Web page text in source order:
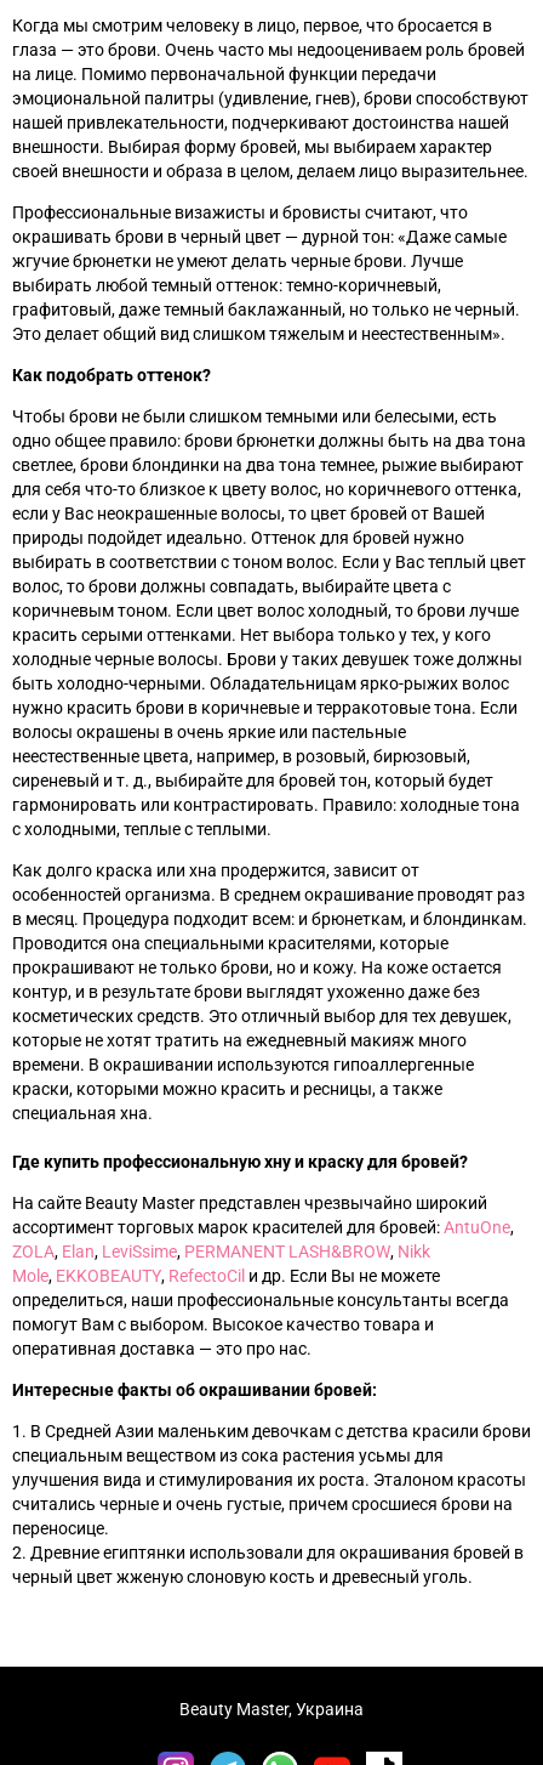
Когда мы смотрим человеку в лицо, первое, что бросается в
глаза —это брови. Очень часто мы недооцениваем роль бровей
на лице. Помимо первоначальной функции передачи
эмоциональной палитры (удивление, гнев), брови способствуют
нашей привлекательности, подчеркивают достоинства нашей
внешности. Выбирая форму бровей, мы выбираем характер
своей внешности и образа в целом, делаем лицо выразительнее.
Профессиональные визажисты и бровисты считают, что
окрашивать брови в черный цвет —дурной тон:«‎Даже самые
жгучие брюнетки не умеют делать черные брови. Лучше
выбирать любой темный оттенок: темно-коричневый,
графитовый, даже темный баклажанный, но только не черный.
Это делает общий вид слишком тяжелым и неестественным»‎.
Как подобрать оттенок?
Чтобы брови не были слишком темными или белесыми, есть
одно общее правило: брови брюнетки должны быть на два тона
светлее, брови блондинки на два тона темнее, рыжие выбирают
для себя что-то близкое к цвету волос, но коричневого оттенка,
если у Вас неокрашенные волосы, то цвет бровей от Вашей
природы подойдет идеально. Оттенок для бровей нужно
выбирать в соответствии с тоном волос. Если у Вас теплый цвет
волос, то брови должны совпадать, выбирайте цвета с
коричневым тоном. Если цвет волос холодный, то брови лучше
красить серыми оттенками. Нет выбора только у тех, у кого
холодные черные волосы. Брови у таких девушек тоже должны
быть холодно-черными. Обладательницам ярко-рыжих волос
нужно красить брови в коричневые и терракотовые тона. Если
волосы окрашены в очень яркие или пастельные
неестественные цвета, например, в розовый, бирюзовый,
сиреневый и т. д., выбирайте для бровей тон, который будет
гармонировать или контрастировать. Правило: холодные тона
с холодными, теплые с теплыми.
Как долго краска или хна продержится, зависит от
особенностей организма. В среднем окрашивание проводят раз
в месяц. Процедура подходит всем: и брюнеткам, и блондинкам.
Проводится она специальными красителями, которые
прокрашивают не только брови, но и кожу. На коже остается
контур, и в результате брови выглядят ухоженно даже без
косметических средств. Это отличный выбор для тех девушек,
которые не хотят тратить на ежедневный макияж много
времени. В окрашивании используются гипоаллергенные
краски, которыми можно красить и ресницы, а также
специальная хна.
Где купить профессиональную хну и краску для бровей?
На сайте Beauty Master представлен чрезвычайно широкий
ассортимент торговых марок красителей для бровей:AntuOne,
ZOLA, Elan, LeviSsime, PERMANENT LASH&BROW, Nikk
Mole, EKKOBEAUTY, RefectoCil и др. Если Вы не можете
определиться, наши профессиональные консультанты всегда
помогут Вам с выбором. Высокое качество товара и
оперативная доставка — это про нас.
Интересные факты об окрашивании бровей:
1. В Средней Азии маленьким девочкам с детства красили брови
специальным веществом из сока растения усьмы для
улучшения вида и стимулирования их роста. Эталоном красоты
считались черные и очень густые, причем сросшиеся брови на
переносице.
2. Древние египтянки использовали для окрашивания бровей в
черный цвет жженую слоновую кость и древесный уголь.
Beauty Master, Украина